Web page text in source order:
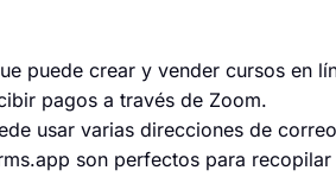
puede crear y vender cursos en
pagos a través de Zoom.
usar varias direcciones de
son perfectos para